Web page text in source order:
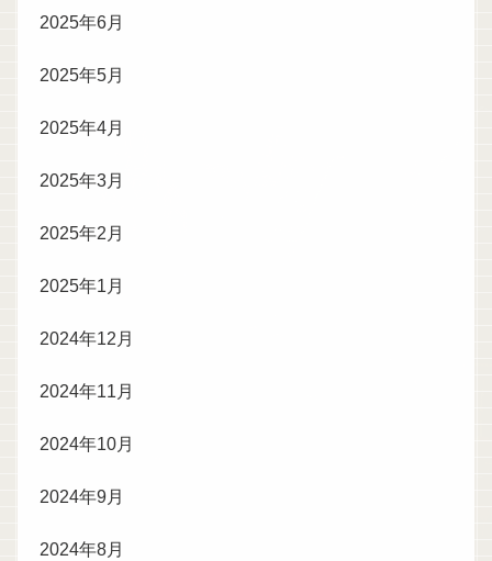
2025年6月
2025年5月
2025年4月
2025年3月
2025年2月
2025年1月
2024年12月
2024年11月
2024年10月
2024年9月
2024年8月